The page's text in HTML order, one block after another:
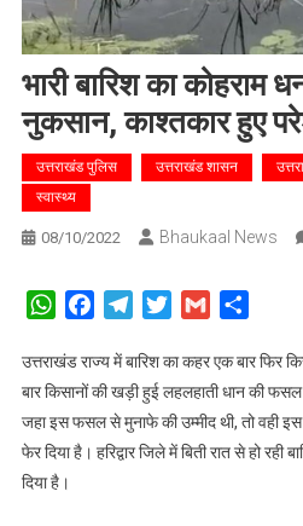
भारी बारिश का कोहराम
नुकसान, काश्तकार हुए
उत्तराखंड पुलिस उत्तराखंड शासन
स्वास्थ्य
08/10/2022 Bhaukaal News
WhatsAppFacebookTelegramTwitterGmail
उत्तराखंड राज्य में बारिश का कहर एक बार फिर
बार किसानों की खड़ी हुई लहलहाती धान की
जहा इस फसल से मुनाफे की उम्मीद थी, तो वही इस
फेर दिया है। हरिद्वार जिले में बिती रात से हो रही
दिया है।